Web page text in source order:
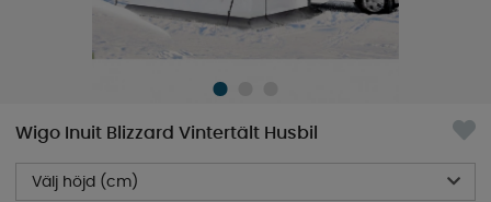
Wigo Inuit Blizzard Vintertält Husbil
Välj höjd (cm)